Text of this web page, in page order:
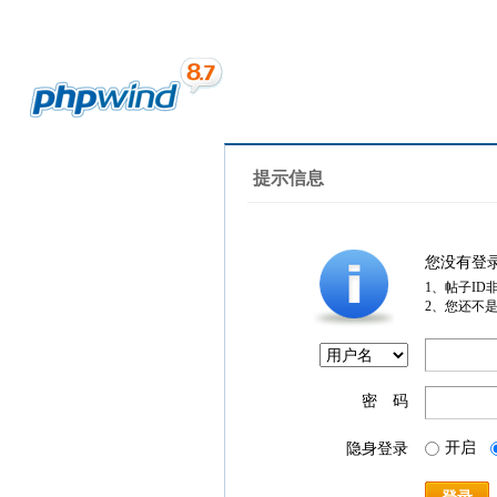
提示信息
您没有登
1、帖子ID
2、您还不
密 码
隐身登录 开启